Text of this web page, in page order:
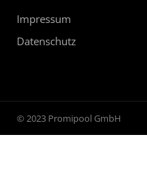
Impressum
Datenschutz
© 2023 Promipool GmbH